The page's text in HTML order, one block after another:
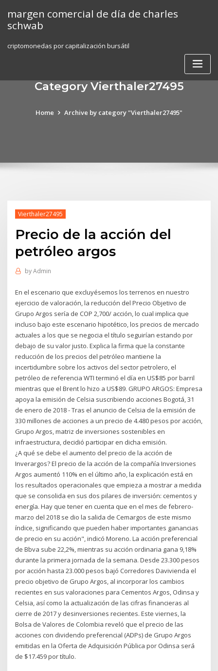
content
margen comercial de día de charles
schwab
criptomonedas por capitalización bursátil
Category Vierthaler27495
Home Archive by category "Vierthaler27495"
Vierthaler27495
Precio de la acción del
petróleo argos
byAdmin
En el escenario que excluyésemos los terrenos en nuestro
ejercicio de valoración, la reducción del Precio Objetivo de
Grupo Argos sería de COP 2,700/ acción, lo cual implica que
incluso bajo este escenario hipotético, los precios de mercado
actuales a los que se negocia el título seguirían estando por
debajo de su valor justo. Explica la firma que la constante
reducción de los precios del petróleo mantiene la
incertidumbre sobre los activos del sector petrolero, el
petróleo de referencia WTI terminó el día en US$85 por barril
mientras que el Brent lo hizo a US$89. GRUPO ARGOS: Empresa
apoya la emisión de Celsia suscribiendo acciones Bogotá, 31
de enero de 2018 - Tras el anuncio de Celsia de la emisión de
330 millones de acciones a un precio de 4.480 pesos por acción,
Grupo Argos, matriz de inversiones sostenibles en
infraestructura, decidió participar en dicha emisión.
¿A qué se debe el aumento del precio de la acción de
Inverargos? El precio de la acción de la compañía Inversiones
Argos aumentó 110% en el último año, la explicación está en
los resultados operacionales que empieza a mostrar a medida
que se consolida en sus dos pilares de inversión: cementos y
energía. Hay que tener en cuenta que en el mes de febrero-
marzo del 2018 se dio la salida de Cemargos de este mismo
índice, significando que pueden haber importantes ganancias
de precio en su acción", indicó Moreno. La acción preferencial
de Bbva sube 22,2%, mientras su acción ordinaria gana 9,18%
durante la primera jornada de la semana. Desde 23.300 pesos
por acción hasta 23.000 pesos bajó Corredores Davivienda el
precio objetivo de Grupo Argos, al incorporar los cambios
recientes en sus valoraciones para Cementos Argos, Odinsa y
Celsia, así como la actualización de las cifras financieras al
cierre de 2017 y desinversiones recientes. Este viernes, la
Bolsa de Valores de Colombia reveló que el precio de las
acciones con dividendo preferencial (ADPs) de Grupo Argos
emitidas en la Oferta de Adquisición Pública por Odinsa será
de $17.459 por título.